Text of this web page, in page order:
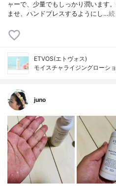
ャーで、少量でもしっかり潤います
ませ、ハンドプレスするようにし…
ETVOS(エトヴォス)
モイスチャライジングローシ
juno